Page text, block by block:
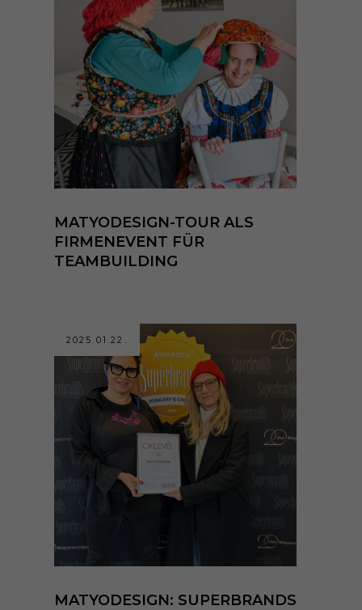
MATYODESIGN-TOUR ALS
FIRMENEVENT FÜR
TEAMBUILDING
2025.01.22.
MATYODESIGN: SUPERBRANDS